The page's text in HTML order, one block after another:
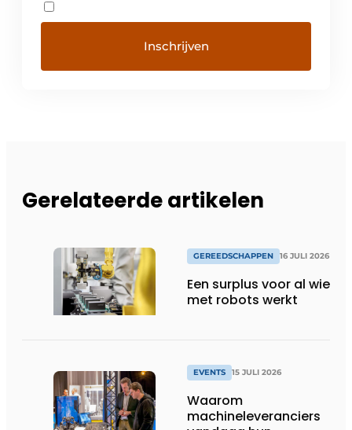
Gerelateerde artikelen
GEREEDSCHAPPEN 16 JULI 2026
Een surplus voor al wie
met robots werkt
EVENTS 15 JULI 2026
Waarom
machineleveranciers